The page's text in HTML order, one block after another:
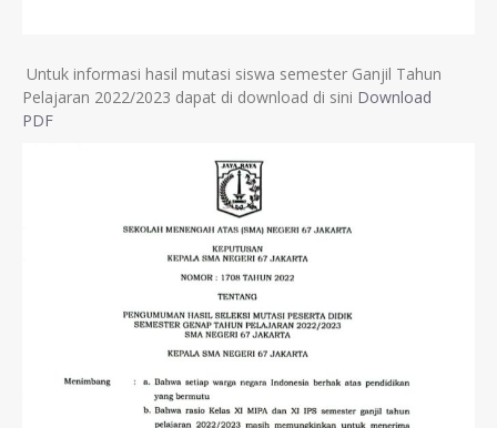
Untuk informasi hasil mutasi siswa semester Ganjil Tahun
Pelajaran 2022/2023 dapat di download di sini Download
PDF